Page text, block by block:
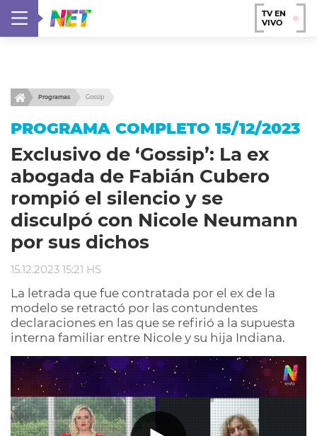
TV EN
VIVO
Programas Gossip
PROGRAMA COMPLETO 15/12/2023
Exclusivo de ‘Gossip’: La ex
abogada de Fabián Cubero
rompió el silencio y se
disculpó con Nicole Neumann
por sus dichos
15.12.2023 15:21 HS
La letrada que fue contratada por el ex de la
modelo se retractó por las contundentes
declaraciones en las que se refirió a la supuesta
interna familiar entre Nicole y su hija Indiana.